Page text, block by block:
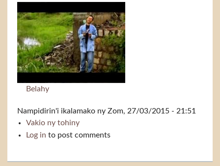
Belahy
Nampidirin'i ikalamako ny Zom, 27/03/2015 - 21:51
Vakio ny tohinyZara
Log in to post comments